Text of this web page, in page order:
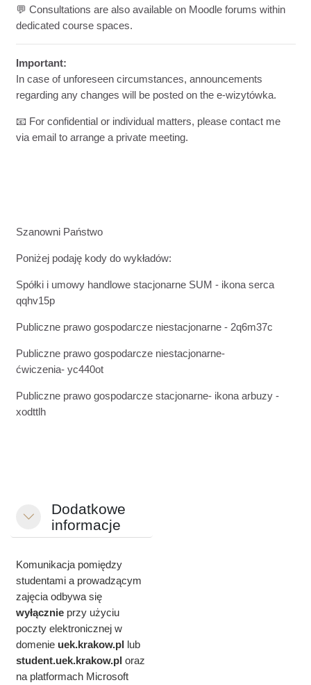
💬 Consultations are also available on Moodle forums within
dedicated course spaces.
Important:
In case of unforeseen circumstances, announcements
regarding any changes will be posted on the e-wizytówka.
📧 For confidential or individual matters, please contact me
via email to arrange a private meeting.
Szanowni Państwo
Poniżej podaję kody do wykładów:
Spółki i umowy handlowe stacjonarne SUM - ikona serca
qqhv15p
Publiczne prawo gospodarcze niestacjonarne - 2q6m37c
Publiczne prawo gospodarcze niestacjonarne-
ćwiczenia- yc440ot
Publiczne prawo gospodarcze stacjonarne- ikona arbuzy -
xodttlh
Minimalizuj
Dodatkowe
informacje
Komunikacja pomiędzy
studentami a prowadzącym
zajęcia odbywa się
wyłącznieprzy użyciu
poczty elektronicznej w
domenie uek.krakow.pl lub
student.uek.krakow.pl oraz
na platformach Microsoft